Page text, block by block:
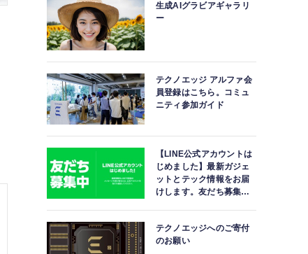
生成AIグラビアギャラリ
ー
テクノエッジ アルファ会
員登録はこちら。コミュ
ニティ参加ガイド
【LINE公式アカウントは
じめました】最新ガジェ
ットとテック情報をお届
けします。友だち募集
テクノエッジへのご寄付
のお願い